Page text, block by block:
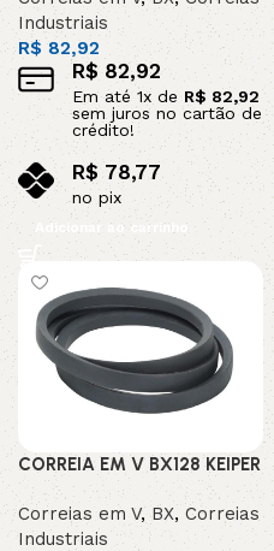
Industriais
R$ 82,92
R$82,92
Em até 1x de R$ 82,92
sem juros no cartão de
crédito!
R$78,77
no pix
Adicionar ao carrinho
CORREIA EM V BX128 KEIPER
Correias em V,BX, Correias
Industriais